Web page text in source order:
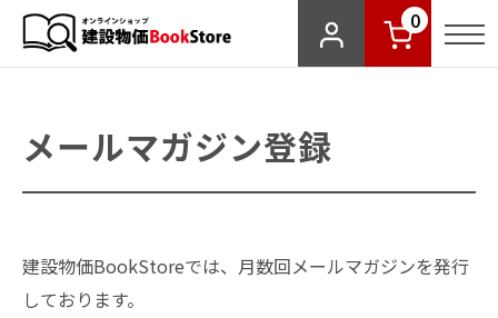
0
メールマガジン登録
建設物価BookStoreでは、月数回メールマガジンを発行
しております。